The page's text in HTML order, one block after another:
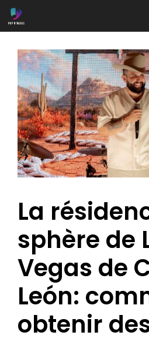
Aller
au
La
sphère de
Vegas de
León:
obtenir